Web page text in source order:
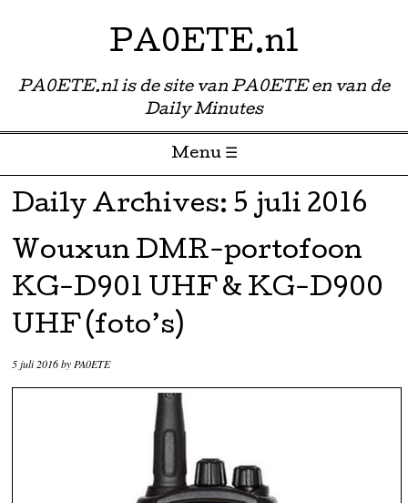
PA0ETE.nl
PA0ETE.nl is de site van PA0ETE en van de
Daily Minutes
Menu ☰
Skip to content
Daily Archives: 5 juli 2016
Wouxun DMR-portofoon
KG-D901 UHF & KG-D900
UHF (foto’s)
5 juli 2016byPA0ETE